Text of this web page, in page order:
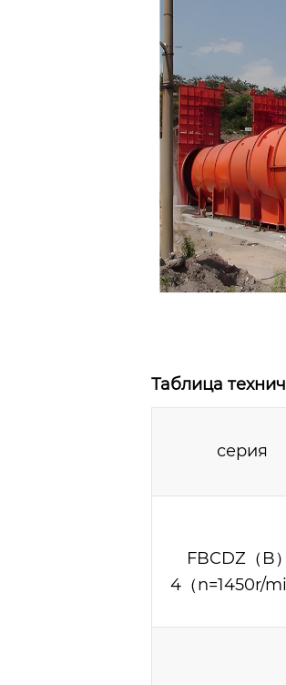
Таблица
серия
FBCDZ（B
4（n=1450r/